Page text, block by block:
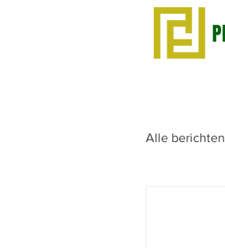
Alle berichten